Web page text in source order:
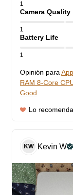
1
Camera Quality
1
Battery Life
1
Opinión para
RAM 8-Core
Good
Lo
KW Kevin W